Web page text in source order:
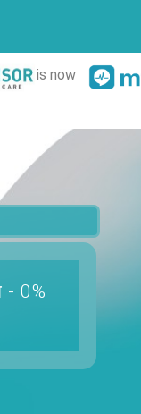
is now
- 0%